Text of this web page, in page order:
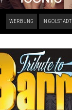
WERBUNG INGOLSTADT